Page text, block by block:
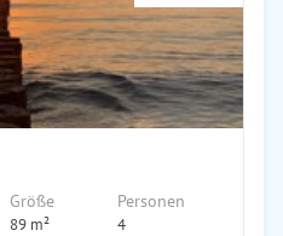
Größe
89 m²
Personen
4